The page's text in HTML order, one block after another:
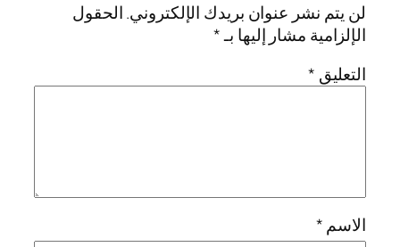
لن يتم نشر عنوان بريدك الإلكتروني.الحقول
الإلزامية مشار إليها بـ*
التعليق *
الاسم*